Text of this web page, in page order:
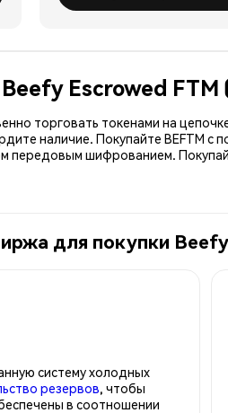
Escrowed FTM
торговать токенами на
наличие. Покупайте BEFTM
шифрованием.
для покупки
систему холодных
резервов, чтобы
в соотношении